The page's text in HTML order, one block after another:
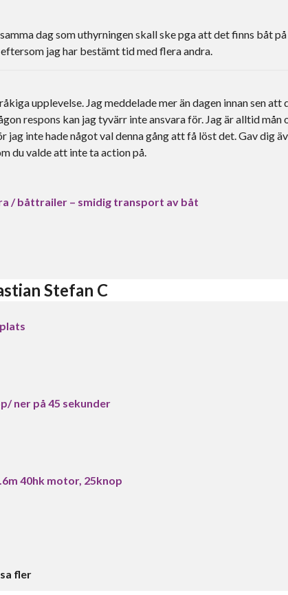
dag som uthyrningen skall ske pga att det finns båt på
jag har bestämt tid med flera andra.
upplevelse. Jag meddelade mer än dagen innan sen att
respons kan jag tyvärr inte ansvara för. Jag är alltid mån
inte hade något val denna gång att få löst det. Gav dig
du valde att inte ta action på.
/ båttrailer – smidig transport av båt
Stefan C
ner på 45 sekunder
40hk motor, 25knop
fler